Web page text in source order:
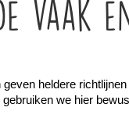
vaak
heldere
we hier